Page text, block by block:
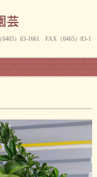
）83-1661 FAX（0465）83-1